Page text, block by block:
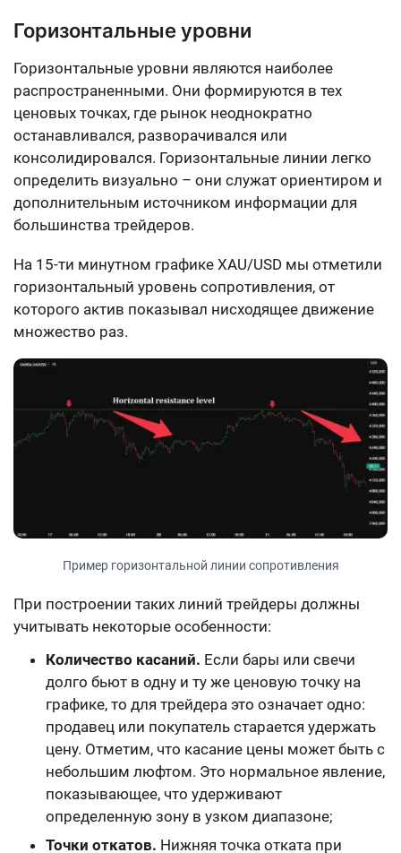
Горизонтальные уровни
Горизонтальные уровни являются наиболее
распространенными. Они формируются в тех
ценовых точках, где рынок неоднократно
останавливался, разворачивался или
консолидировался. Горизонтальные линии легко
определить визуально – они служат ориентиром и
дополнительным источником информации для
большинства трейдеров.
На 15-ти минутном графике XAU/USD мы отметили
горизонтальный уровень сопротивления, от
которого актив показывал нисходящее движение
множество раз.
Пример горизонтальной линии сопротивления
При построении таких линий трейдеры должны
учитывать некоторые особенности:
Количество касаний. Если бары или свечи
долго бьют в одну и ту же ценовую точку на
графике, то для трейдера это означает одно:
продавец или покупатель старается удержать
цену. Отметим, что касание цены может быть с
небольшим люфтом. Это нормальное явление,
показывающее, что удерживают
определенную зону в узком диапазоне;
Точки откатов. Нижняя точка отката при